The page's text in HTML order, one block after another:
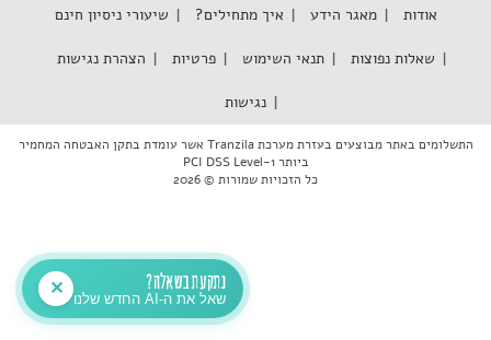
אודות מאגר הידע איך מתחילים? שיעורי ניסיון חינם
שאלות נפוצות תנאי השימוש פרטיות הצהרת נגישות
נגישות
התשלומים באתר מבוצעים בעזרת מערכת Tranzila אשר עומדת בתקן האבטחה המחמיר
ביותר PCI DSS Level-1
כל הזכויות שמורות © 2026
נתקעת בשאלה?
שאל את ה-AI החדש שלנו
✕